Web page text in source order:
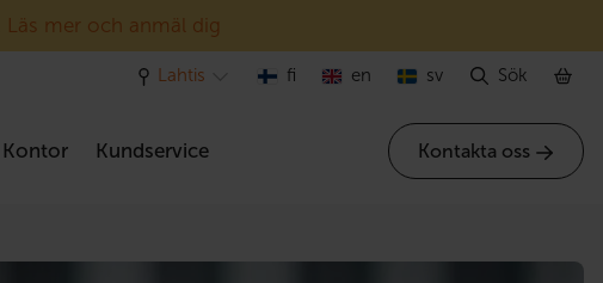
Läs mer och anmäl dig
Kontor Kundservice Kontakta oss
Lahtis fi en sv Sök